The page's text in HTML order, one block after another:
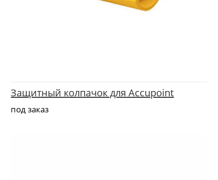
Защитный колпачок для Accupoint
под заказ